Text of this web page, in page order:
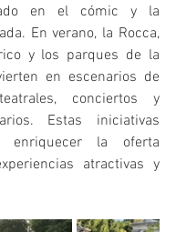
en el cómic y la
En verano, la Rocca,
y los parques de la
en escenarios de
conciertos y
Estas iniciativas
enriquecer la oferta
atractivas y